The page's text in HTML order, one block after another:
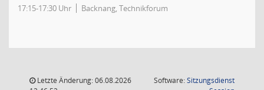
17:15-17:30 Uhr Backnang, Technikforum
Letzte Änderung: 06.08.2026
Software:Sitzungsdienst